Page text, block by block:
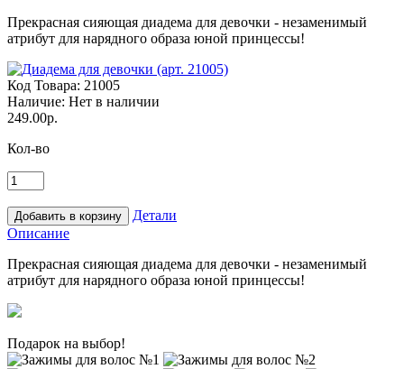
Прекрасная сияющая диадема для девочки - незаменимый
атрибут для нарядного образа юной принцессы!
Код Товара: 21005
Наличие: Нет в наличии
249.00р.
Кол-во
Детали
Описание
Прекрасная сияющая диадема для девочки - незаменимый
атрибут для нарядного образа юной принцессы!
Подарок на выбор!